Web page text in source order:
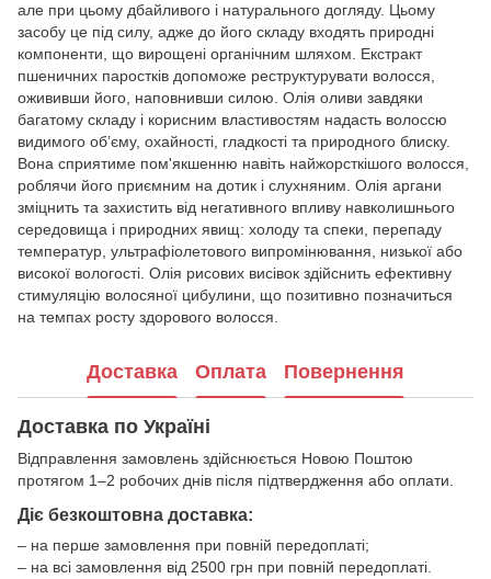
але при цьому дбайливого і натурального догляду. Цьому
засобу це під силу, адже до його складу входять природні
компоненти, що вирощені органічним шляхом. Екстракт
пшеничних паростків допоможе реструктурувати волосся,
ожививши його, наповнивши силою. Олія оливи завдяки
багатому складу і корисним властивостям надасть волоссю
видимого об’єму, охайності, гладкості та природного блиску.
Вона сприятиме пом'якшенню навіть найжорсткішого волосся,
роблячи його приємним на дотик і слухняним. Олія аргани
зміцнить та захистить від негативного впливу навколишнього
середовища і природних явищ: холоду та спеки, перепаду
температур, ультрафіолетового випромінювання, низької або
високої вологості. Олія рисових висівок здійснить ефективну
стимуляцію волосяної цибулини, що позитивно позначиться
на темпах росту здорового волосся.
Доставка Оплата Повернення
Доставка по Україні
Відправлення замовлень здійснюється Новою Поштою
протягом 1–2 робочих днів після підтвердження або оплати.
Діє безкоштовна доставка:
– на перше замовлення при повній передоплаті;
– на всі замовлення від 2500 грн при повній передоплаті.